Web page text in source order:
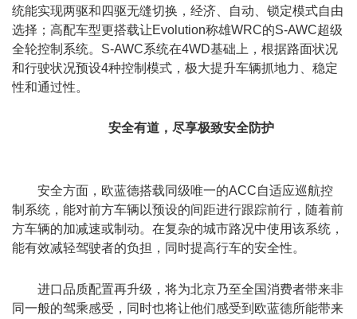
统能实现两驱和四驱无缝切换，经济、自动、锁定模式自由
选择；高配车型更搭载让Evolution称雄WRC的S-AWC超级
全轮控制系统。S-AWC系统在4WD基础上，根据路面状况
和行驶状况预设4种控制模式，极大提升车辆抓地力、稳定
性和通过性。
安全有道，尽享极致安全防护
安全方面，欧蓝德搭载同级唯一的ACC自适应巡航控
制系统，能对前方车辆以预设的间距进行跟踪前行，随着前
方车辆的加减速或制动。在复杂的城市路况中使用该系统，
能有效减轻驾驶者的负担，同时提高行车的安全性。
进口品质配置再升级，将为北京乃至全国消费者带来非
同一般的驾乘感受，同时也将让他们感受到欧蓝德所能带来